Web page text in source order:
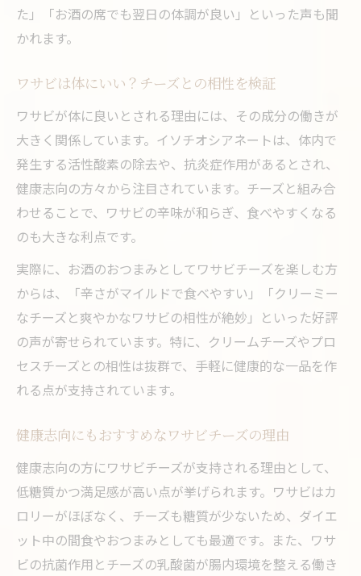
た」「お酒の席でも翌日の体調が良い」といった声も聞
かれます。
ワサビは体にいい？チーズとの相性を検証
ワサビが体に良いとされる理由には、その成分の働きが
大きく関係しています。イソチオシアネートは、体内で
発生する活性酸素の除去や、抗炎症作用があるとされ、
健康志向の方々から注目されています。チーズと組み合
わせることで、ワサビの辛味が和らぎ、食べやすくなる
のも大きな利点です。
実際に、お酒のおつまみとしてワサビチーズを楽しむ方
からは、「辛さがマイルドで食べやすい」「クリーミー
なチーズと爽やかなワサビの相性が絶妙」といった好評
の声が寄せられています。特に、クリームチーズやプロ
セスチーズとの相性は抜群で、手軽に健康的な一品を作
れる点が支持されています。
健康志向にもおすすめなワサビチーズの理由
健康志向の方にワサビチーズが支持される理由として、
低糖質かつ満足感が高い点が挙げられます。ワサビはカ
ロリーがほぼなく、チーズも糖質が少ないため、ダイエ
ット中の間食やおつまみとしても最適です。また、ワサ
ビの抗菌作用とチーズの乳酸菌が腸内環境を整える働き